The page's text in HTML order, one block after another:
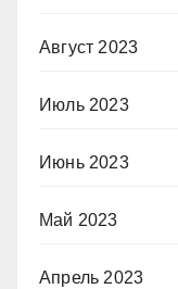
Август 2023
Июль 2023
Июнь 2023
Май 2023
Апрель 2023